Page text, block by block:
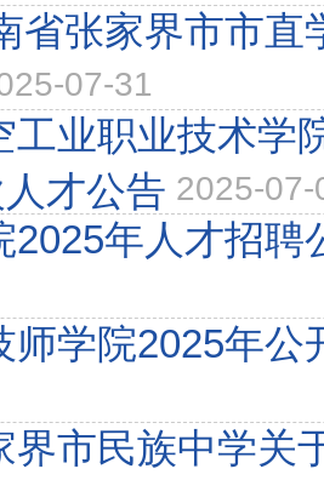
省张家界市市直
07-31
工业职业技术学
才公告 2025-07-
2025年人才招聘
师学院2025年公
界市民族中学关